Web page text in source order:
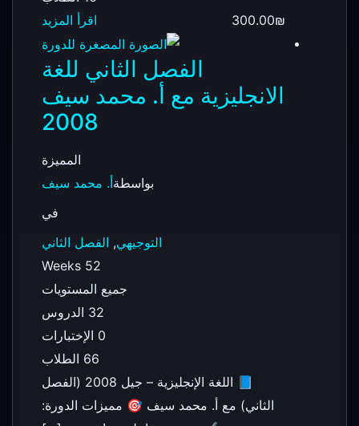
300.00₪
اقرأ المزيد
الفصل الثاني للغة
الانجليزية مع أ. محمد سيف
2008
المميزة
بواسطةأ. محمد سيف
في
التوجيهي, الفصل الثاني
52 Weeks
جميع المستويات
32 الدروس
0 الإختبارات
66 الطلاب
📘 اللغة الإنجليزية – جيل 2008 (الفصل
الثاني) مع أ. محمد سيف 🎯 مميزات الدورة: